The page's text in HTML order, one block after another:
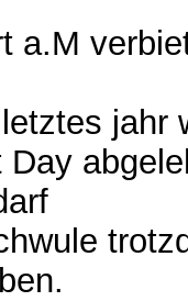
a.M
jahr
Day